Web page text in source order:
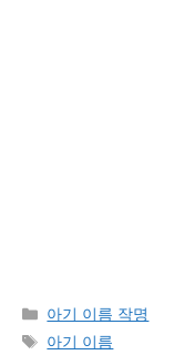
Categories
아기 이름 작명
Tags
아기 이름